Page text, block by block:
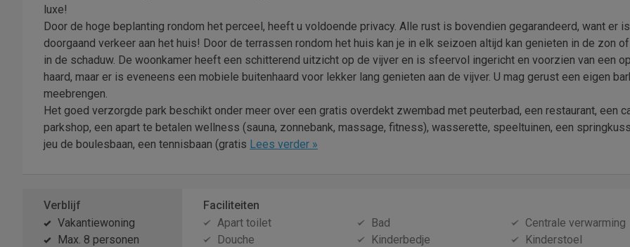
luxe!
Door de hoge beplanting rondom het perceel, heeft u voldoende privacy. Alle rust is bovendien gegarandeerd, want er
doorgaand verkeer aan het huis! Door de terrassen rondom het huis kan je in elk seizoen altijd kan genieten in de zon
in de schaduw. De woonkamer heeft een schitterend uitzicht op de vijver en is sfeervol ingericht en voorzien van een
haard, maar er is eveneens een mobiele buitenhaard voor lekker lang genieten aan de vijver. U mag gerust een eigen
meebrengen.
Het goed verzorgde park beschikt onder meer over een gratis overdekt zwembad met peuterbad, een restaurant, een
parkshop, een apart te betalen wellness (sauna, zonnebank, massage, fitness), wasserette, speeltuinen, een
jeu de boulesbaan, een tennisbaan (gratis Lees verder »
Verblijf
Vakantiewoning
Max. 8 personen
Faciliteiten
Apart toilet
Bad
Centrale verwarming
Douche
Kinderbedje
Kinderstoel